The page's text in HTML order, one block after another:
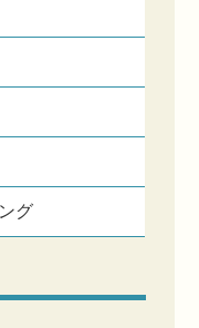
グ